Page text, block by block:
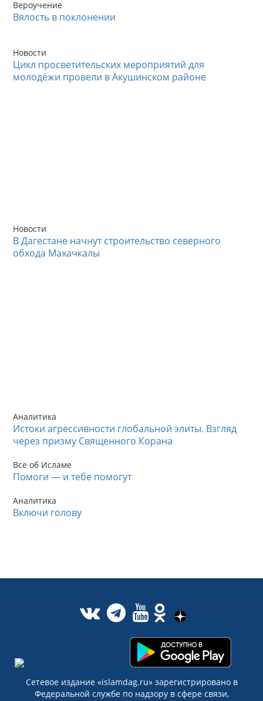
Вероучение
Вялость в поклонении
Новости
Цикл просветительских мероприятий для
молодёжи провели в Акушинском районе
Новости
В Дагестане начнут строительство северного
обхода Махачкалы
Аналитика
Истоки агрессивности глобальной элиты. Взгляд
через призму Священного Корана
Все об Исламе
Помоги — и тебе помогут
Аналитика
Включи голову
Сетевое издание «islamdag.ru» зарегистрировано в
Федеральной службе по надзору в сфере связи,